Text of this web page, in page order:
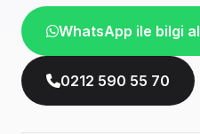
WhatsApp ile bilgi al
0212 590 55 70